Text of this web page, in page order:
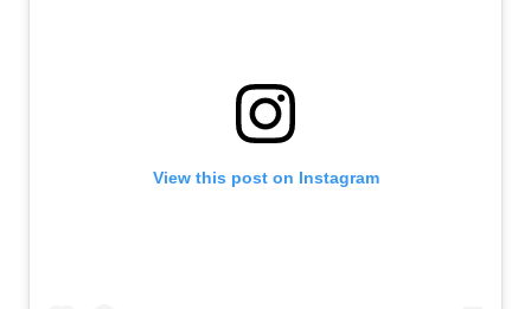
View this post on Instagram